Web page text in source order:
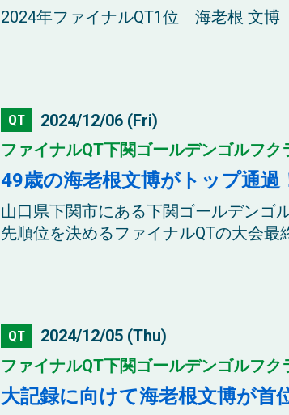
2024年ファイナルQT1位 海老根 文博
QT
2024/12/06 (Fri)
ファイナルQT下関ゴールデンゴルフク
49歳の海老根文博がトップ通
山口県下関市にある下関ゴールデンゴ
先順位を決めるファイナルQTの大会最
QT
2024/12/05 (Thu)
ファイナルQT下関ゴールデンゴルフク
大記録に向けて海老根文博が首